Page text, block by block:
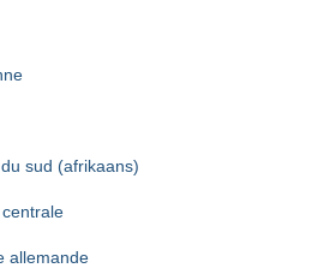
sud (afrikaans)
allemande